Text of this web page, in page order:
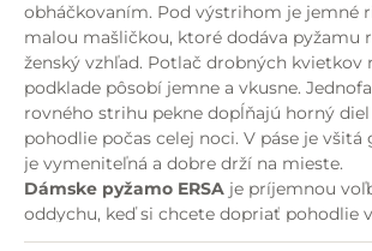
obháčkovaním. Pod výstrihom je jemné
malou mašličkou, ktoré dodáva pyžamu
ženský vzhľad. Potlač drobných kvietkov
podklade pôsobí jemne a vkusne.
rovného strihu pekne dopĺňajú horný diel
pohodlie počas celej noci. V páse je všitá
je vymeniteľná a dobre drží na mieste.
Dámske pyžamo ERSA je príjemnou
oddychu, keď si chcete dopriať pohodlie
ženském štýle.